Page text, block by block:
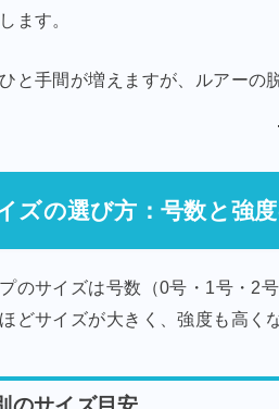
ます。
と手間が増えますが、ルアーの
ズの選び方：号数と強
のサイズは号数（0号・1号・2
どサイズが大きく、強度も高く